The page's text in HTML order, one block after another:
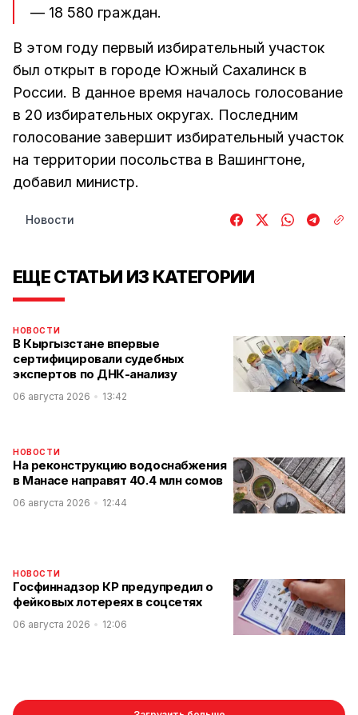
— 18 580 граждан.
В этом году первый избирательный участок
был открыт в городе Южный Сахалинск в
России. В данное время началось голосование
в 20 избирательных округах. Последним
голосование завершит избирательный участок
на территории посольства в Вашингтоне,
добавил министр.
Новости
ЕЩЕ СТАТЬИ ИЗ КАТЕГОРИИ
НОВОСТИ
В Кыргызстане впервые
сертифицировали судебных
экспертов по ДНК-анализу
06 августа 2026 13:42
НОВОСТИ
На реконструкцию водоснабжения
в Манасе направят 40.4 млн сомов
06 августа 2026 12:44
НОВОСТИ
Госфиннадзор КР предупредил о
фейковых лотереях в соцсетях
06 августа 2026 12:06